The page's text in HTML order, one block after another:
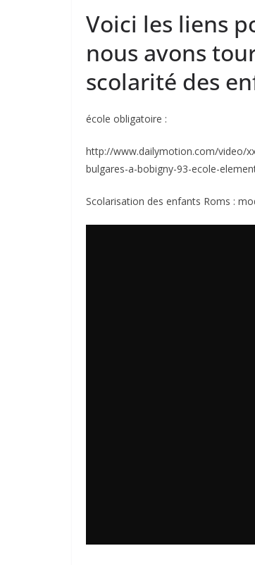
Voici les liens
nous avons
scolarité des
école obligatoire :
http://www.dailymotion.com/video/
bulgares-a-bobigny-93-ecole-
Scolarisation des enfants Roms :